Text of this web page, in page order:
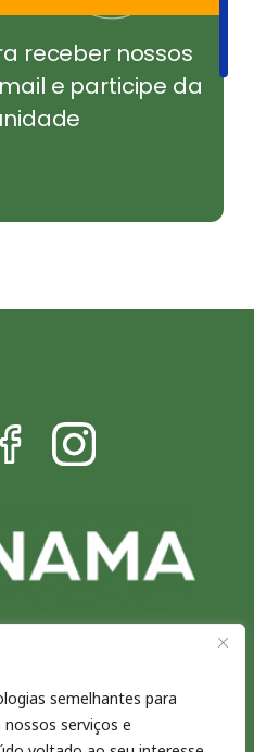
semelhantes para
serviços e
receber nossos
e participe da
Excelência por